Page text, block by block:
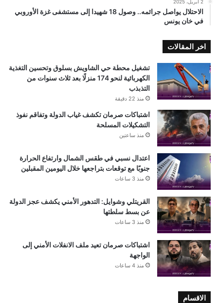
2 أبريل، 2025
الاحتلال يواصل جرائمه.. وصول 18 شهيدا إلى مستشفى غزة الأوروبي
في خان يونس
اخر المقالات
تشغيل محطة حي الشاويش بسلوق وتحسين التغذية
الكهربائية لنحو 174 منزلًا بعد ثلاث سنوات من
التذبذب
منذ 22 دقيقة
اشتباكات صرمان تكشف غياب الدولة وتفاقم نفوذ
التشكيلات المسلحة
منذ ساعتين
اعتدال نسبي في طقس الشمال وارتفاع الحرارة
جنوبًا مع توقعات بتراجعها خلال اليومين المقبلين
منذ 3 ساعات
القريتلي وشوايل: التدهور الأمني يكشف عجز الدولة
عن بسط سلطتها
منذ 3 ساعات
اشتباكات صرمان تعيد ملف الانفلات الأمني إلى
الواجهة
منذ 4 ساعات
الاقسام